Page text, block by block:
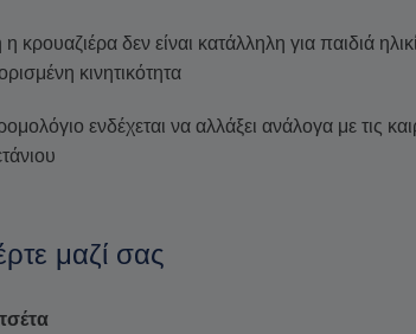
κρουαζιέρα δεν είναι κατάλληλη για παιδιά
κινητικότητα
ενδέχεται να αλλάξει ανάλογα με τις
μαζί σας